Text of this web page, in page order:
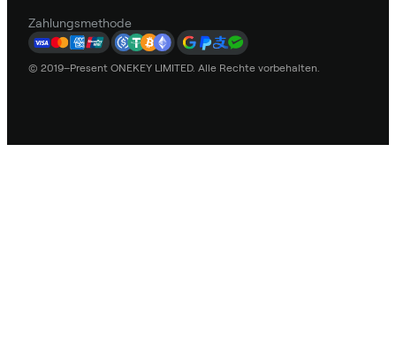
Zahlungsmethode
© 2019–Present ONEKEY LIMITED. Alle Rechte vorbehalten.